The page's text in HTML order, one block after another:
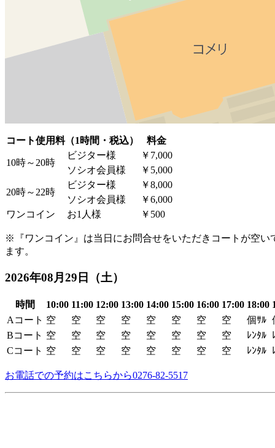
コート使用料（1時間・税込） 料金
10時～20時
ビジター様
￥7,000
ソシオ会員様
￥5,000
20時～22時
ビジター様
￥8,000
ソシオ会員様
￥6,000
ワンコイン
お1人様 ￥500
※『ワンコイン』は当日にお問合せをいただきコートが空
ます。
2026年08月29日（土）
時間 10:00 11:00 12:00 13:00 14:00 15:00 16:00 17:00 18:00
A コート 空 空 空 空 空 空 空 空 個ｻﾙ
Bコート 空 空 空 空 空 空 空 空 ﾚﾝﾀﾙ
Cコート 空 空 空 空 空 空 空 空 ﾚﾝﾀﾙ
お電話での予約はこちらから0276-82-5517